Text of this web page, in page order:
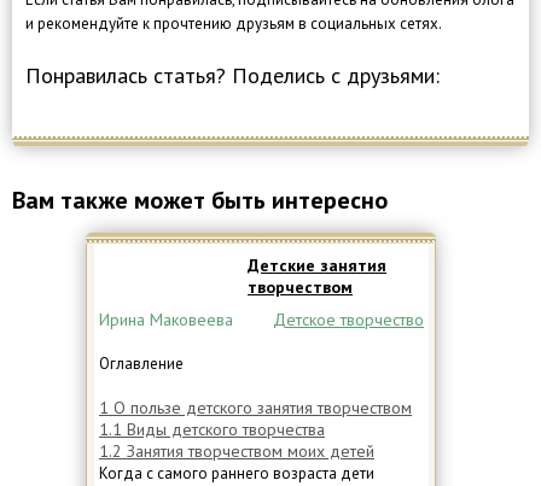
и рекомендуйте к прочтению друзьям в социальных сетях.
Понравилась статья? Поделись с друзьями:
Вам также может быть интересно
Детские занятия
творчеством
Ирина Маковеева
Детское творчество
Оглавление
1 О пользе детского занятия творчеством
1.1 Виды детского творчества
1.2 Занятия творчеством моих детей
Когда с самого раннего возраста дети